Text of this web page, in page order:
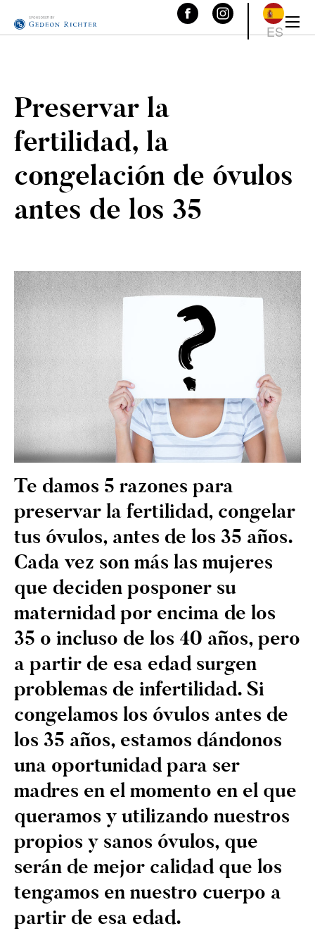
ES
Preservar la
fertilidad, la
congelación de óvulos
antes de los 35
Te damos 5 razones para
preservar la fertilidad, congelar
tus óvulos, antes de los 35 años.
Cada vez son más las mujeres
que deciden posponer su
maternidad por encima de los
35 o incluso de los 40 años, pero
a partir de esa edad surgen
problemas de infertilidad. Si
congelamos los óvulos antes de
los 35 años, estamos dándonos
una oportunidad para ser
madres en el momento en el que
queramos y utilizando nuestros
propios y sanos óvulos, que
serán de mejor calidad que los
tengamos en nuestro cuerpo a
partir de esa edad.